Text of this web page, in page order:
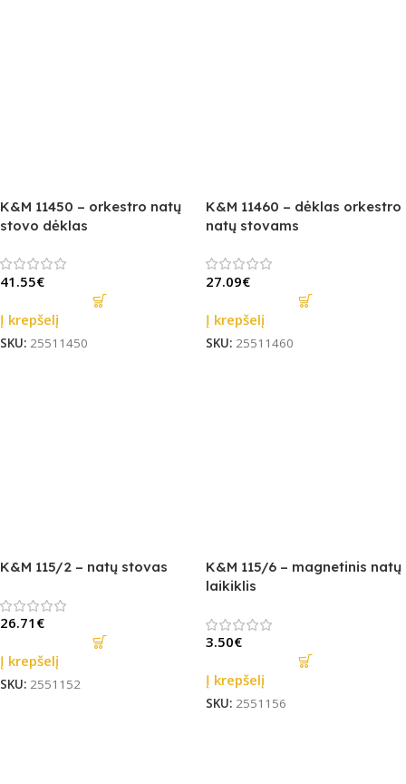
K&M 11450 – orkestro natų
stovo dėklas
41.55€
Į krepšelį
SKU: 25511450
K&M 11460 – dėklas orkestro
natų stovams
27.09€
Į krepšelį
SKU: 25511460
K&M 115/2 – natų stovas
26.71 €
Į krepšelį
SKU: 2551152
K&M 115/6 – magnetinis natų
laikiklis
3.50€
Į krepšelį
SKU: 2551156